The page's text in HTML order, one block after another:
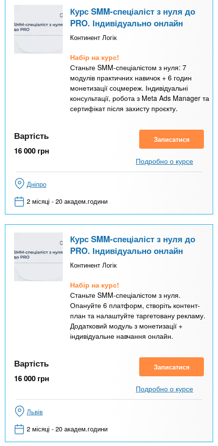
Курс SMM-спеціаліст з нуля до
PRO. Індивідуально онлайн
Континент Логік
Набір на курс!
Станьте SMM-спеціалістом з нуля: 7
модулів практичних навичок + 6 годин
монетизації соцмереж. Індивідуальні
консультації, робота з Meta Ads Manager та
сертифікат після захисту проєкту.
Вартість
16 000 грн
Записатися
Подробно о курсе
Дніпро
2 місяці - 20 академ.години
Курс SMM-спеціаліст з нуля до
PRO. Індивідуально онлайн
Континент Логік
Набір на курс!
Станьте SMM-спеціалістом з нуля.
Опануйте 6 платформ, створіть контент-
план та налаштуйте таргетовану рекламу.
Додатковий модуль з монетизації +
індивідуальне навчання онлайн.
Вартість
16 000 грн
Записатися
Подробно о курсе
Львів
2 місяці - 20 академ.години